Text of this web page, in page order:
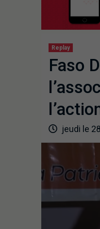
Replay
Faso
jeudi le